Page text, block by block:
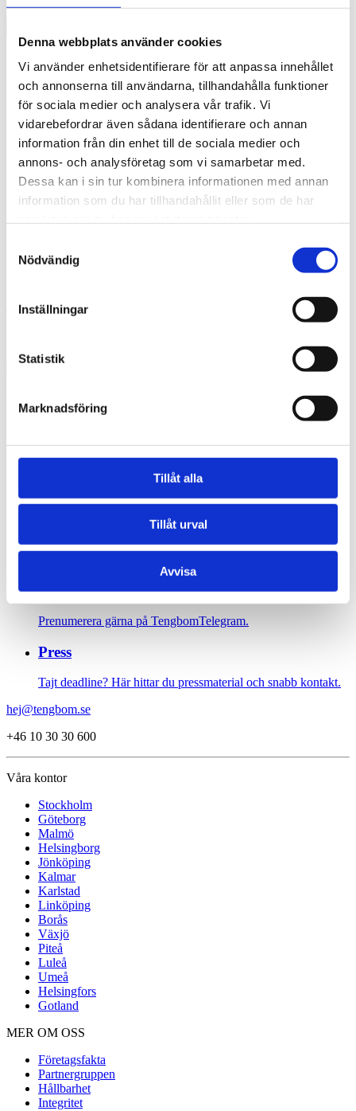
Denna webbplats använder cookies
Vi använder enhetsidentifierare för att anpassa innehållet
och annonserna till användarna, tillhandahålla funktioner
för sociala medier och analysera vår trafik. Vi
vidarebefordrar även sådana identifierare och annan
information från din enhet till de sociala medier och
annons- och analysföretag som vi samarbetar med.
Dessa kan i sin tur kombinera informationen med annan
information som du har tillhandahållit eller som de har
Nödvändig
Inställningar
Statistik
Marknadsföring
Tillåt alla
Tillåt urval
Avvisa
Sök
49e8bd3ae2a9 Photo
Sidfot
1906 tog oss dit vi är idag. Varsågod att förkovra.
På Tengbom letar vi alltid efter människor som vill flytta
Nyhetsbrev
Prenumerera gärna på TengbomTelegram.
Press
Tajt deadline? Här hittar du pressmaterial och snabb kontakt.
hej@tengbom.se
+46 10 30 30 600
Våra kontor
Stockholm
Göteborg
Malmö
Helsingborg
Jönköping
Kalmar
Karlstad
Linköping
Borås
Växjö
Piteå
Luleå
Umeå
Helsingfors
Gotland
MER OM OSS
Företagsfakta
Partnergruppen
Hållbarhet
Integritet